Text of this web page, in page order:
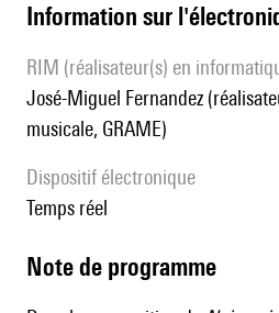
Information sur
RIM (réalisateur(s) en
José-Miguel Fernandez (réalisateur en informatique
musicale, GRAME)
Dispositif électronique
temps réel
Note de programme